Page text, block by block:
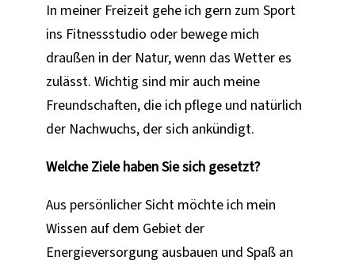
In meiner Freizeit gehe ich gern zum Sport
ins Fitnessstudio oder bewege mich
draußen in der Natur, wenn das Wetter es
zulässt. Wichtig sind mir auch meine
Freundschaften, die ich pflege und natürlich
der Nachwuchs, der sich ankündigt.
Welche Ziele haben Sie sich gesetzt?
Aus persönlicher Sicht möchte ich mein
Wissen auf dem Gebiet der
Energieversorgung ausbauen und Spaß an